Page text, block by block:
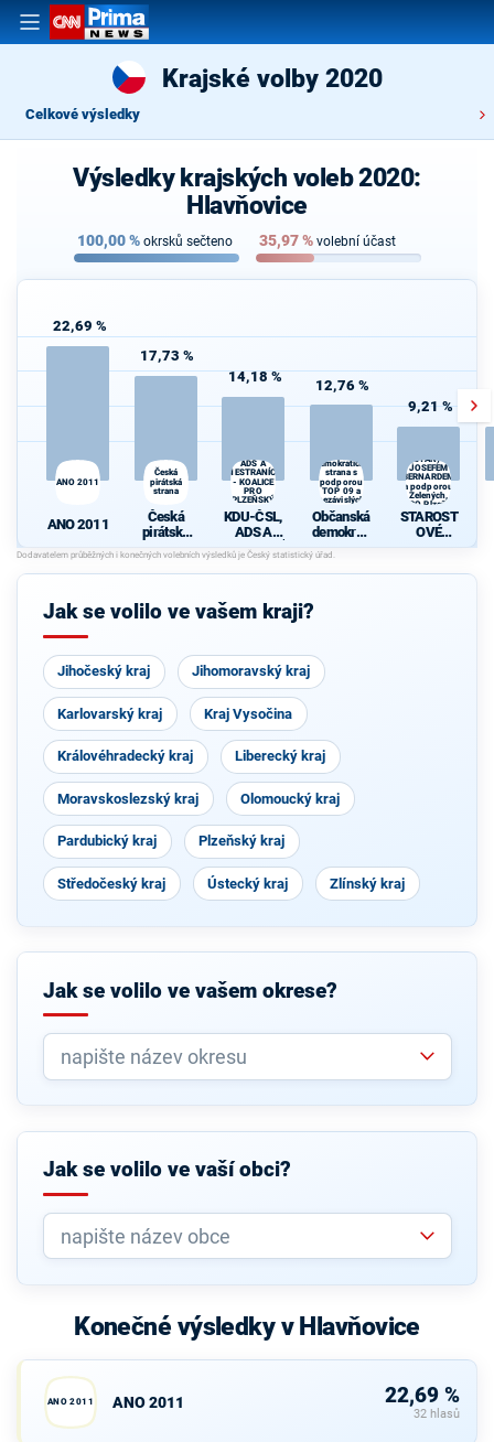
Krajské volby 2020
Celkové výsledky
Výsledky krajských voleb 2020:
Hlavňovice
100,00% okrsků sečteno 35,97% volební účast
22,69 %
ANO 2011
ANO 2011
17,73 %
Česká
pirátská
strana
Česká
pirátská
strana
14,18 %
ADS A
NESTRANÍCI
- KOALICE
PRO
PLZEŇSKÝ
KRAJ
KDU-ČSL,
ADS A
NESTRANÍ
CI -
KOALICE
PLZEŇSK
12,76 %
demokratická
strana s
podporou
TOP 09 a
nezávislých
starostů
Občanská
demokrati
cká strana
s podporou
TOP 09 a
h starostů
9,21 %
(STAN) s
JOSEFEM
BERNARDEM
a podporou
Zelených,
PRO Plzeň a
Idealistů
STAROST
OVÉ
(STAN) s
BERNARD
Jak se volilo ve vašem kraji?
Jihočeský kraj Jihomoravský kraj
Karlovarský kraj Kraj Vysočina
Královéhradecký kraj Liberecký kraj
Moravskoslezský kraj Olomoucký kraj
Pardubický kraj Plzeňský kraj
Středočeský kraj Ústecký kraj Zlínský kraj
Jak se volilo ve vašem okrese?
Jak se volilo ve vaší obci?
Konečné výsledky v Hlavňovice
ANO 2011 ANO 2011 22,69 %
32 hlasů